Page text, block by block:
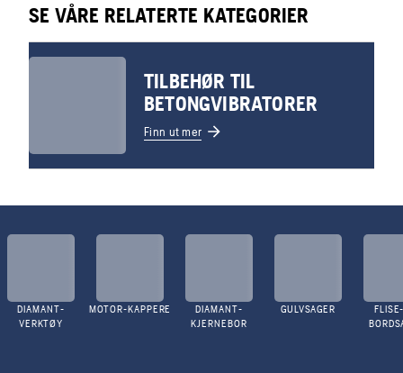
SE VÅRE RELATERTE KATEGORIER
TILBEHØR TIL
BETONGVIBRATORER
Finn ut mer
DIAMANT-
VERKTØY
MOTOR-KAPPERE
DIAMANT-
KJERNEBOR
GULVSAGER